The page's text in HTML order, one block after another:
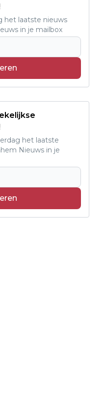
het laatste nieuws
in je mailbox
het laatste
Nieuws in je